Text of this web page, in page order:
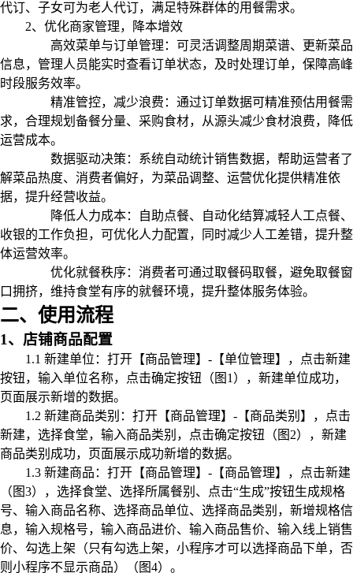
代订、子女可为老人代订，满足特殊群体的用餐需求。
2、优化商家管理，降本增效
高效菜单与订单管理‌：可灵活调整周期菜谱、更新菜品
信息，管理人员能实时查看订单状态，及时处理订单，保障高峰
时段服务效率。
‌精准管控，减少浪费‌：通过订单数据可精准预估用餐需
求，合理规划备餐分量、采购食材，从源头减少食材浪费，降低
运营成本。
‌数据驱动决策‌：系统自动统计销售数据，帮助运营者了
解菜品热度、消费者偏好，为菜品调整、运营优化提供精准依
据，提升经营收益。
‌降低人力成本‌：自助点餐、自动化结算减轻人工点餐、
收银的工作负担，可优化人力配置，同时减少人工差错，提升整
体运营效率。
优化就餐秩序‌：消费者可通过取餐码取餐，避免取餐窗
口拥挤，维持食堂有序的就餐环境，提升整体服务体验。
二、使用流程
1、店铺商品配置
1.1 新建单位：打开【商品管理】-【单位管理】，点击新建
按钮，输入单位名称，点击确定按钮（图1），新建单位成功，
页面展示新增的数据。
1.2 新建商品类别：打开【商品管理】-【商品类别】，点击
新建，选择食堂，输入商品类别，点击确定按钮（图2），新建
商品类别成功，页面展示成功新增的数据。
1.3 新建商品：打开【商品管理】-【商品管理】，点击新建
（图3），选择食堂、选择所属餐别、点击“生成”按钮生成规格
号、输入商品名称、选择商品单位、选择商品类别，新增规格信
息，输入规格号，输入商品进价、输入商品售价、输入线上销售
价、勾选上架（只有勾选上架，小程序才可以选择商品下单，否
则小程序不显示商品）（图4）。